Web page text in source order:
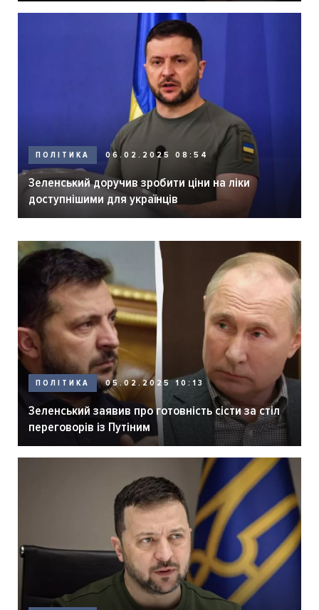
ПОЛІТИКА 06.02.2025 08:54
Зеленський доручив зробити ціни на ліки
доступнішими для українців
ПОЛІТИКА 05.02.2025 10:13
Зеленський заявив про готовність сісти за стіл
переговорів із Путіним